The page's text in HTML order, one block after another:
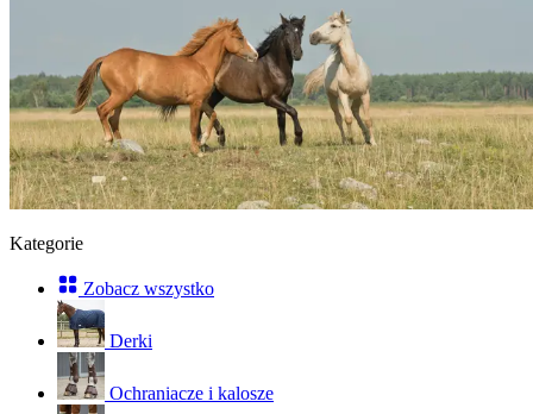
Kategorie
Zobacz wszystko
Derki
Ochraniacze i kalosze